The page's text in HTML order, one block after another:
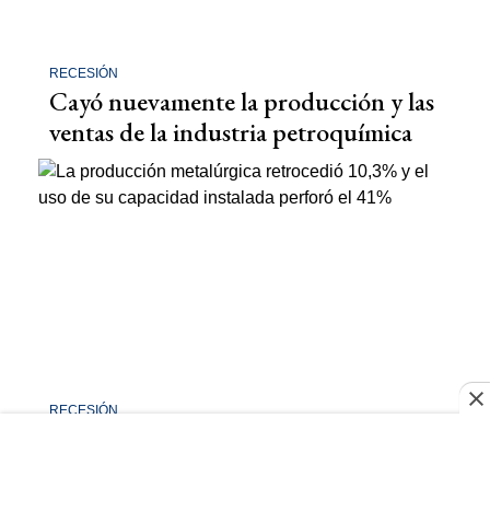
RECESIÓN
Cayó nuevamente la producción y las
ventas de la industria petroquímica
RECESIÓN